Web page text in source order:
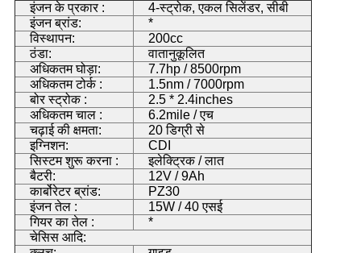
इंजन के प्रकार :
4-स्ट्रोक, एकल सिलेंडर, सीबी
इंजन ब्रांड:
*
विस्थापन:
200cc
ठंडा:
वातानुकूलित
अधिकतम घोड़ा:
7.7hp / 8500rpm
अधिकतम टोर्क :
1.5nm / 7000rpm
बोर स्ट्रोक :
2.5 * 2.4inches
अधिकतम चाल :
6.2mile / एच
चढ़ाई की क्षमता:
20 डिग्री से
इग्निशन:
CDI
सिस्टम शुरू करना :
इलेक्ट्रिक / लात
बैटरी:
12V / 9Ah
कार्बोरेटर ब्रांड:
PZ30
इंजन तेल :
15W / 40 एसई
गियर का तेल :
*
चेसिस आदि: